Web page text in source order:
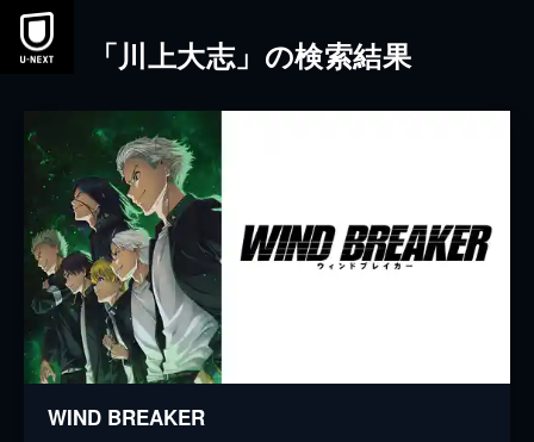
本文へスキップ
「川上大志」の検索結果
WIND BREAKER